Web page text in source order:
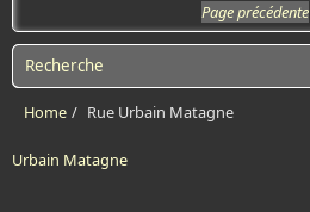
Page précédente
Search form
Home / Rue Urbain Matagne
Urbain Matagne